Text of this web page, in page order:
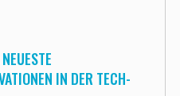
IN DER TECH-